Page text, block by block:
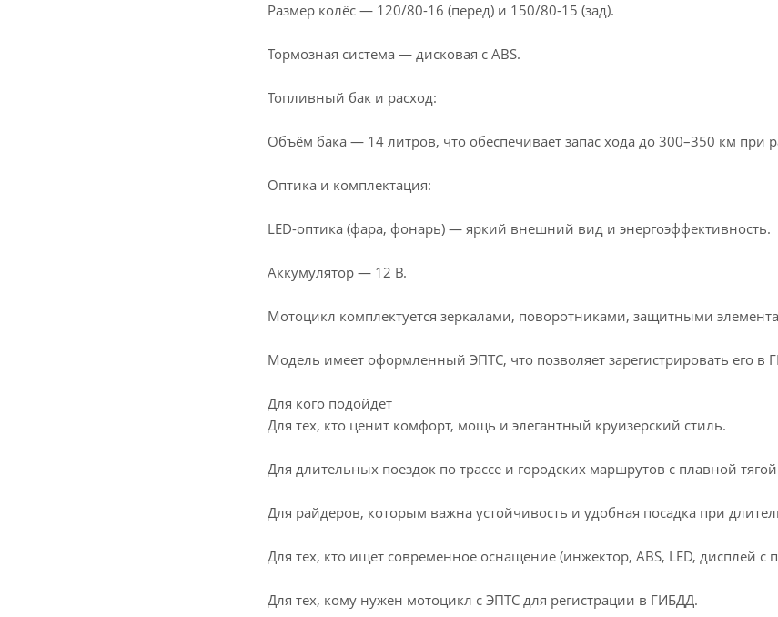
Размер колёс — 120/80-16 (перед) и 150/80-15 (зад).
Тормозная система — дисковая с ABS.
Топливный бак и расход:
Объём бака — 14 литров, что обеспечивает запас хода до 300–350 км при
Оптика и комплектация:
LED-оптика (фара, фонарь) — яркий внешний вид и энергоэффективность.
Аккумулятор — 12 В.
Мотоцикл комплектуется зеркалами, поворотниками, защитными
Модель имеет оформленный ЭПТС, что позволяет зарегистрировать его в
Для кого подойдёт
Для тех, кто ценит комфорт, мощь и элегантный круизерский стиль.
Для длительных поездок по трассе и городских маршрутов с плавной
Для райдеров, которым важна устойчивость и удобная посадка при
Для тех, кто ищет современное оснащение (инжектор, ABS, LED, дисплей
Для тех, кому нужен мотоцикл с ЭПТС для регистрации в ГИБДД.